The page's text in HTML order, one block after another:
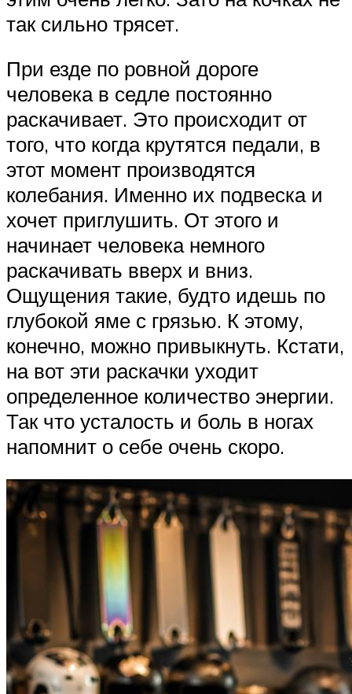
так сильно трясет.
При езде по ровной дороге
человека в седле постоянно
раскачивает. Это происходит от
того, что когда крутятся педали, в
этот момент производятся
колебания. Именно их подвеска и
хочет приглушить. От этого и
начинает человека немного
раскачивать вверх и вниз.
Ощущения такие, будто идешь по
глубокой яме с грязью. К этому,
конечно, можно привыкнуть. Кстати,
на вот эти раскачки уходит
определенное количество энергии.
Так что усталость и боль в ногах
напомнит о себе очень скоро.